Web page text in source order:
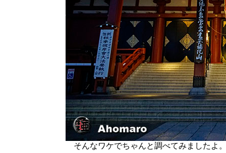
そんなワケでちゃんと調べてみましたよ